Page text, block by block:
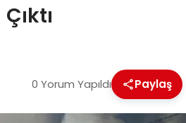
0 Yorum Yapıldı Paylaş